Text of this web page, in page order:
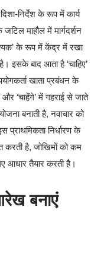
निर्देश के रूप में कार्य
माहौल में मार्गदर्शन
के रूप में केंद्र में रखा
इसके बाद आता है ‘चाहिए’
खाता प्रबंधन के
‘चाहेंगे’ में गहराई से जाते
बनाती है, नवाचार को
निर्धारण के
करती है, जोखिमों को कम
आधार तैयार करती है।
बनाएं